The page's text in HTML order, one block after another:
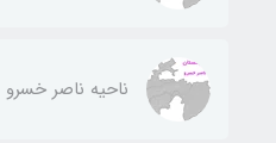
ناحيه ناصر